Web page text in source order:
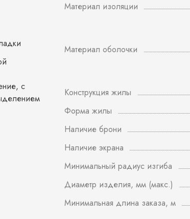
с
Материал изоляции
Материал оболочки
Конструкция жилы
Форма жилы
Наличие брони
Наличие экрана
Минимальный радиус изгиба
Диаметр изделия, мм (макс.)
Минимальная длина заказа, м